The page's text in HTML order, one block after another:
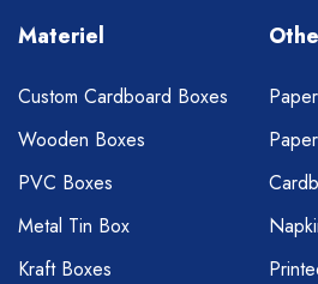
Materiel
Custom Cardboard Boxes
Wooden Boxes
PVC Boxes
Metal Tin Box
Kraft Boxes